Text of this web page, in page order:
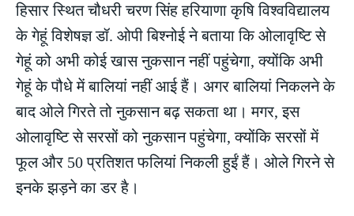
हिसार स्थित चौधरी चरण सिंह हरियाणा कृषि विश्वविद्यालय
के गेहूं विशेषज्ञ डॉ. ओपी बिश्नोई ने बताया कि ओलावृष्टि से
गेहूं को अभी कोई खास नुकसान नहीं पहुंचेगा, क्योंकि अभी
गेहूं के पौधे में बालियां नहीं आई हैं। अगर बालियां निकलने के
बाद ओले गिरते तो नुकसान बढ़ सकता था। मगर, इस
ओलावृष्टि से सरसों को नुकसान पहुंचेगा, क्योंकि सरसों में
फूल और 50 प्रतिशत फलियां निकली हुईं हैं। ओले गिरने से
इनके झड़ने का डर है।